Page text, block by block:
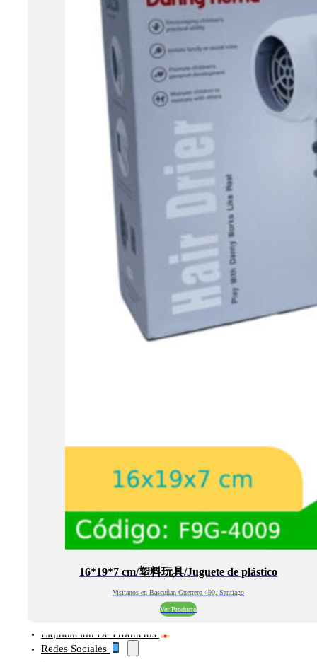
16*19*7 cm/塑料玩具/Juguete de plástico
Visitanos en Bascuñan Guerrero 490, Santiago
Ver Producto
Liquidación De Productos
Redes Sociales